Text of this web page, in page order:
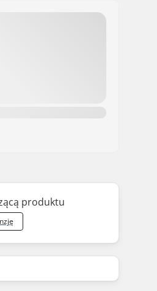
produktu